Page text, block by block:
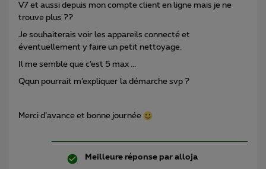
V7 et aussi depuis mon compte client en ligne mais je ne
trouve plus ??
Je souhaiterais voir les appareils connecté et
éventuellement y faire un petit nettoyage.
Il me semble que c’est 5 max ...
Qqun pourrait m’expliquer la démarche svp ?
Merci d’avance et bonne journée
Meilleure réponse par alloja